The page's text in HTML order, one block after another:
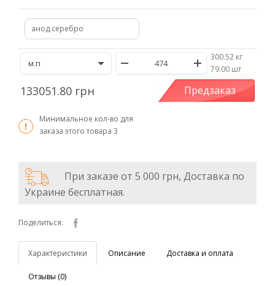
анод.серебро
300.52 кг
/79.00 шт
133051.80 грн Предзаказ
Минимальное кол-во для
заказа этого товара 3
При заказе от 5 000 грн, Доставка по
Украине бесплатная.
Поделиться:
Характеристики Описание Доставка и оплата
Отзывы (0)